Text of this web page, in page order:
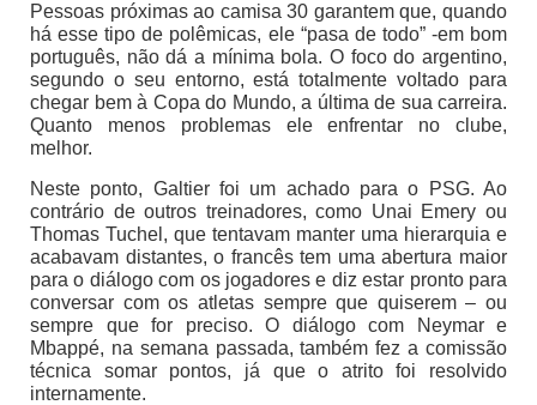
Pessoas próximas ao camisa 30 garantem que, quando
há esse tipo de polêmicas, ele “pasa de todo” -em bom
português, não dá a mínima bola. O foco do argentino,
segundo o seu entorno, está totalmente voltado para
chegar bem à Copa do Mundo, a última de sua carreira.
Quanto menos problemas ele enfrentar no clube,
melhor.
Neste ponto, Galtier foi um achado para o PSG. Ao
contrário de outros treinadores, como Unai Emery ou
Thomas Tuchel, que tentavam manter uma hierarquia e
acabavam distantes, o francês tem uma abertura maior
para o diálogo com os jogadores e diz estar pronto para
conversar com os atletas sempre que quiserem – ou
sempre que for preciso. O diálogo com Neymar e
Mbappé, na semana passada, também fez a comissão
técnica somar pontos, já que o atrito foi resolvido
internamente.